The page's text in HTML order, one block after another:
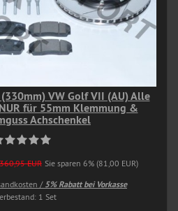
VW Golf VII (AU) Alle
für 55mm Klemmung &
Achschenkel
EUR Sie sparen 6% (81,00 EUR)
/ 5% Rabatt bei Vorkasse
1 Set